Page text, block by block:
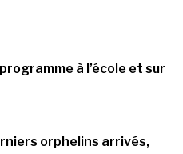
à l’école et sur
orphelins arrivés,